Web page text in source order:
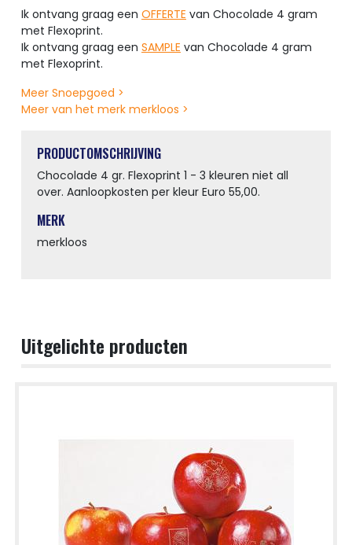
Ik ontvang graag een OFFERTE van Chocolade 4 gram
met Flexoprint.
Ik ontvang graag een SAMPLE van Chocolade 4 gram
met Flexoprint.
Meer Snoepgoed >
Meer van het merk merkloos >
PRODUCTOMSCHRIJVING
Chocolade 4 gr. Flexoprint 1 - 3 kleuren niet all
over. Aanloopkosten per kleur Euro 55,00.
MERK
merkloos
Uitgelichte producten